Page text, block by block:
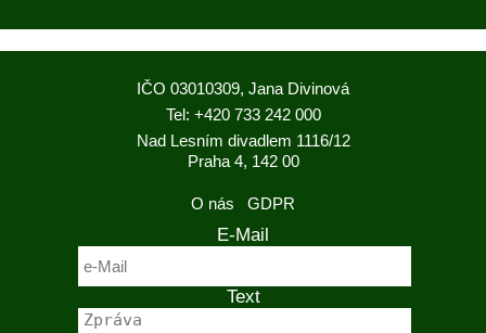
IČO 03010309, Jana Divinová
Tel: +420 733 242 000
Nad Lesním divadlem 1116/12
Praha 4, 142 00
O nás GDPR
E-Mail
Text